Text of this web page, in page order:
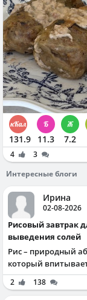
131.9 11.3 7.2
4
3
Интересные блоги
Ирина
02-08-2026
Рисовый завтрак для
выведения солей
Рис – природный
который
2 138